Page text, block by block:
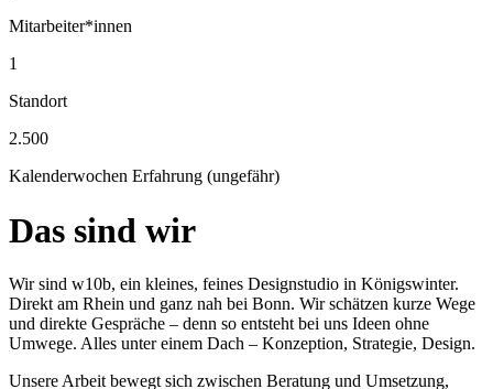
Mitarbeiter*innen
1
Standort
2.500
Kalenderwochen Erfahrung (ungefähr)
Das sind wir
Wir sind w10b, ein kleines, feines Designstudio in Königswinter.
Direkt am Rhein und ganz nah bei Bonn. Wir schätzen kurze Wege
und direkte Gespräche – denn so entsteht bei uns Ideen ohne
Umwege. Alles unter einem Dach – Konzeption, Strategie, Design.
Unsere Arbeit bewegt sich zwischen Beratung und Umsetzung,